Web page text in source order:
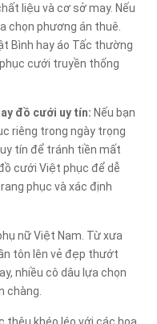
liệu và cơ sở may. Nếu
chọn phương án thuê.
Bình hay áo Tấc thường
cưới truyền thống
đồ cưới uy tín: Nếu bạn
riêng trong ngày trọng
tín để tránh tiền mất
cưới Việt phục để dễ
phục và xác định
nữ Việt Nam. Từ xưa
tôn lên vẻ đẹp thướt
nhiều cô dâu lựa chọn
chàng.
khéo léo với các họa